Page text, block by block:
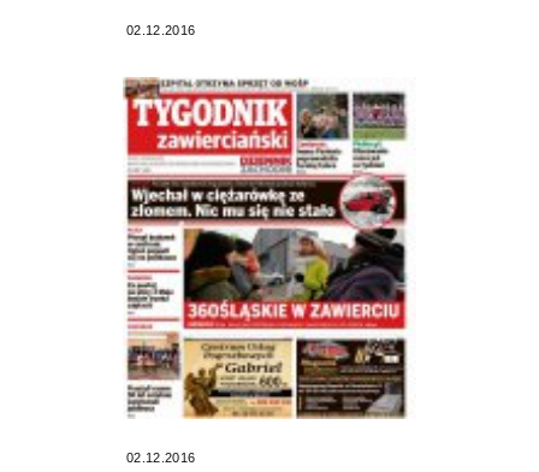
02.12.2016
02.12.2016